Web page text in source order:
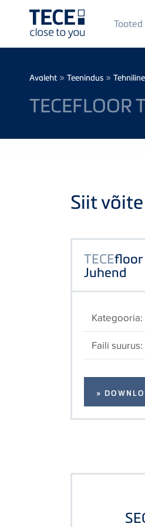
Main
Menü
1
Tooted
Breadcrumb
Avaleht » Teenindus »
TECEFLOOR
Siit
TECEfloor
Juhend
Kategooria:
Faili suurus:
»